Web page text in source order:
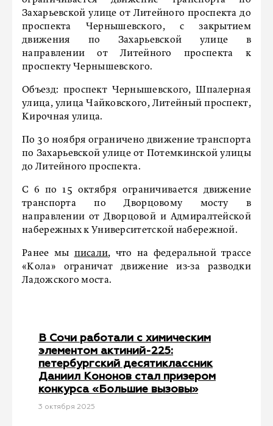
Захарьевской улице от Литейного проспекта до
проспекта Чернышевского, с закрытием
движения по Захарьевской улице в
направлении от Литейного проспекта к
проспекту Чернышевского.
Объезд: проспект Чернышевского, Шпалерная
улица, улица Чайковского, Литейный проспект,
Кирочная улица.
По 30 ноября ограничено движение транспорта
по Захарьевской улице от Потемкинской улицы
до Литейного проспекта.
С 6 по 15 октября ограничивается движение
транспорта по Дворцовому мосту в
направлении от Дворцовой и Адмиралтейской
набережных к Университетской набережной.
Ранее мы писали, что на федеральной трассе
«Кола» ограничат движение из-за разводки
Ладожского моста.
В Сочи работали с химическим
элементом актиний-225:
петербургский десятиклассник
Даниил Кононов стал призером
конкурса «Большие вызовы»
3 октября 2025